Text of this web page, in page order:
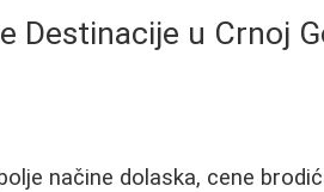
Destinacije u Crnoj
načine dolaska, cene